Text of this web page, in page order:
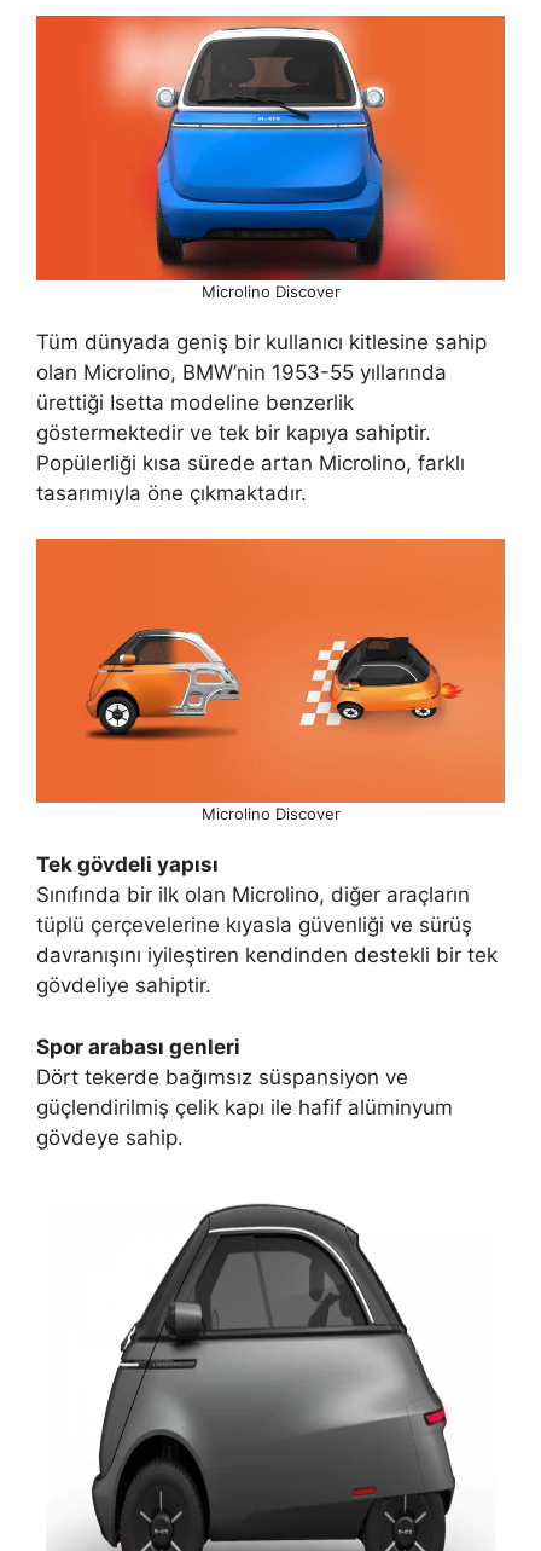
Microlino Discover
Tüm dünyada geniş bir kullanıcı kitlesine sahip
olan Microlino, BMW’nin 1953-55 yıllarında
ürettiği Isetta modeline benzerlik
göstermektedir ve tek bir kapıya sahiptir.
Popülerliği kısa sürede artan Microlino, farklı
tasarımıyla öne çıkmaktadır.
Microlino Discover
Tek gövdeli yapısı
Sınıfında bir ilk olan Microlino, diğer araçların
tüplü çerçevelerine kıyasla güvenliği ve sürüş
davranışını iyileştiren kendinden destekli bir tek
gövdeliye sahiptir.
Spor arabası genleri
Dört tekerde bağımsız süspansiyon ve
güçlendirilmiş çelik kapı ile hafif alüminyum
gövdeye sahip.